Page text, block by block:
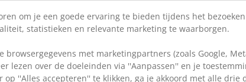
om je een goede ervaring te bieden tijdens het
statistieken en relevante marketing te waarborgen.
met marketingpartners (zoals Google,
lezen over de doeleinden via ''Aanpassen'' en je
''Alles accepteren'' te klikken, ga je akkoord met alle drie